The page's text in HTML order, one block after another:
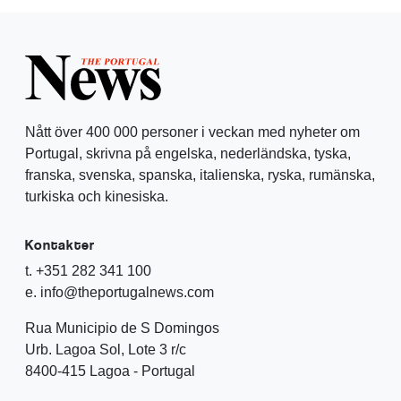
Nått över 400 000 personer i veckan med nyheter om
Portugal, skrivna på engelska, nederländska, tyska,
franska, svenska, spanska, italienska, ryska, rumänska,
turkiska och kinesiska.
Kontakter
t. +351 282 341 100
e. info@theportugalnews.com
Rua Municipio de S Domingos
Urb. Lagoa Sol, Lote 3 r/c
8400-415 Lagoa - Portugal